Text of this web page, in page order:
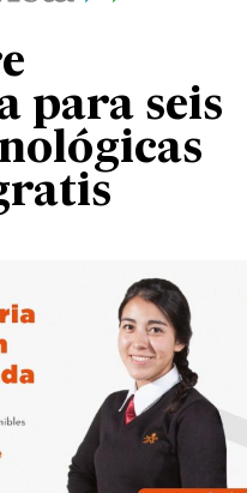
para seis